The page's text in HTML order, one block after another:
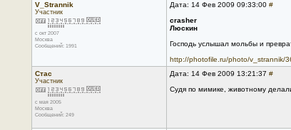
V_Strannik
Участник
с окт 2007
Москва
Сообщений: 1991
Дата: 14 Фев 2009 09:33:00 #
crasher
Люскин
Господь услышал мольбы и
http://photofile.ru/photo/v_strannik/
Стас
Участник
с мая 2005
Москва
Сообщений: 249
Дата: 14 Фев 2009 13:21:37 #
Судя по мимике, животному